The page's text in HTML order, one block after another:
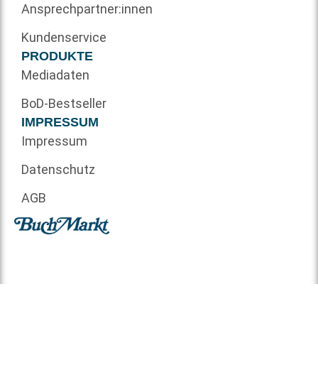
Ansprechpartner:innen
Kundenservice
PRODUKTE
Mediadaten
BoD-Bestseller
IMPRESSUM
Impressum
Datenschutz
AGB